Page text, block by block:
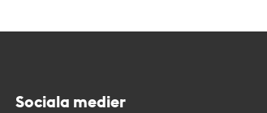
Sociala medier